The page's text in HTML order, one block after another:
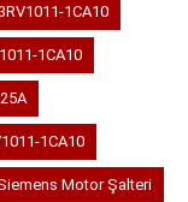
1CA10
1CA10
1CA10
Motor Şalteri